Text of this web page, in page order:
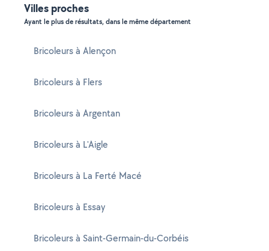
Villes proches
Ayant le plus de résultats, dans le même département
Bricoleurs à Alençon
Bricoleurs à Flers
Bricoleurs à Argentan
Bricoleurs à L'Aigle
Bricoleurs à La Ferté Macé
Bricoleurs à Essay
Bricoleurs à Saint-Germain-du-Corbéis